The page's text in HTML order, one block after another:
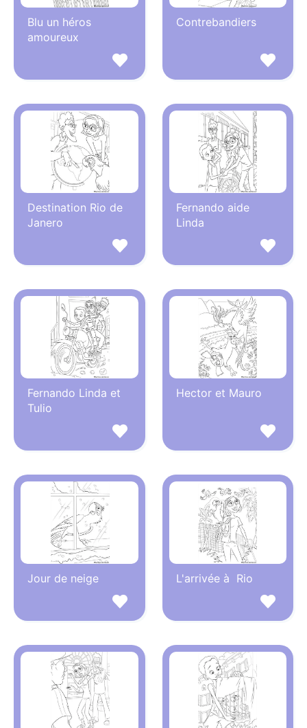
Blu un héros
amoureux
Contrebandiers
Destination Rio de
Janero
Fernando aide
Linda
Fernando Linda et
Tulio
Hector et Mauro
Jour de neige L'arrivée à Rio